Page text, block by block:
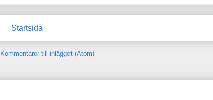
Startsida
Kommentarer till inlägget (Atom)